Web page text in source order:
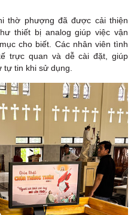
thờ phượng đã được cải thiện
thiết bị analog giúp việc vận
cho biết. Các nhân viên tình
trực quan và dễ cài đặt, giúp
tin khi sử dụng.